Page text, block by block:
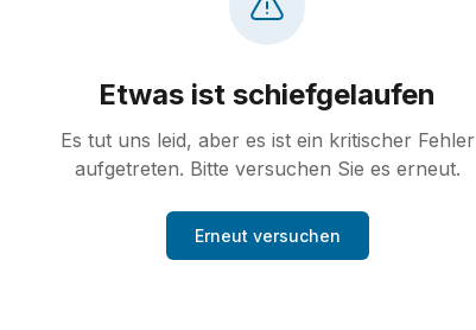
Etwas ist schiefgelaufen
Es tut uns leid, aber es ist ein kritischer Fehler
aufgetreten. Bitte versuchen Sie es erneut.
Erneut versuchen